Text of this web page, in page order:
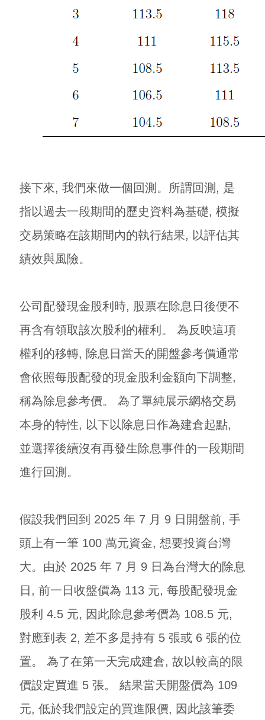
接下來, 我們來做一個回測。所謂回測, 是
指以過去一段期間的歷史資料為基礎, 模擬
交易策略在該期間內的執行結果, 以評估其
績效與風險。
公司配發現金股利時, 股票在除息日後便不
再含有領取該次股利的權利。 為反映這項
權利的移轉, 除息日當天的開盤參考價通常
會依照每股配發的現金股利金額向下調整,
稱為除息參考價。 為了單純展示網格交易
本身的特性, 以下以除息日作為建倉起點,
並選擇後續沒有再發生除息事件的一段期間
進行回測。
假設我們回到 2025 年 7 月 9 日開盤前, 手
頭上有一筆 100 萬元資金, 想要投資台灣
大。由於 2025 年 7 月 9 日為台灣大的除息
日, 前一日收盤價為 113 元, 每股配發現金
股利 4.5 元, 因此除息參考價為 108.5 元,
對應到表 2, 差不多是持有 5 張或 6 張的位
置。 為了在第一天完成建倉, 故以較高的限
價設定買進 5 張。 結果當天開盤價為 109
元, 低於我們設定的買進限價, 因此該筆委